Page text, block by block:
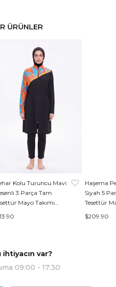
ÜRÜNLER
Kolu Turuncu Mavi
3 Parça Tam
Mayo Takımı
Haşema
Siyah 5
Tesettür
$209.90
ihtiyacın var?
09:00 - 17:30